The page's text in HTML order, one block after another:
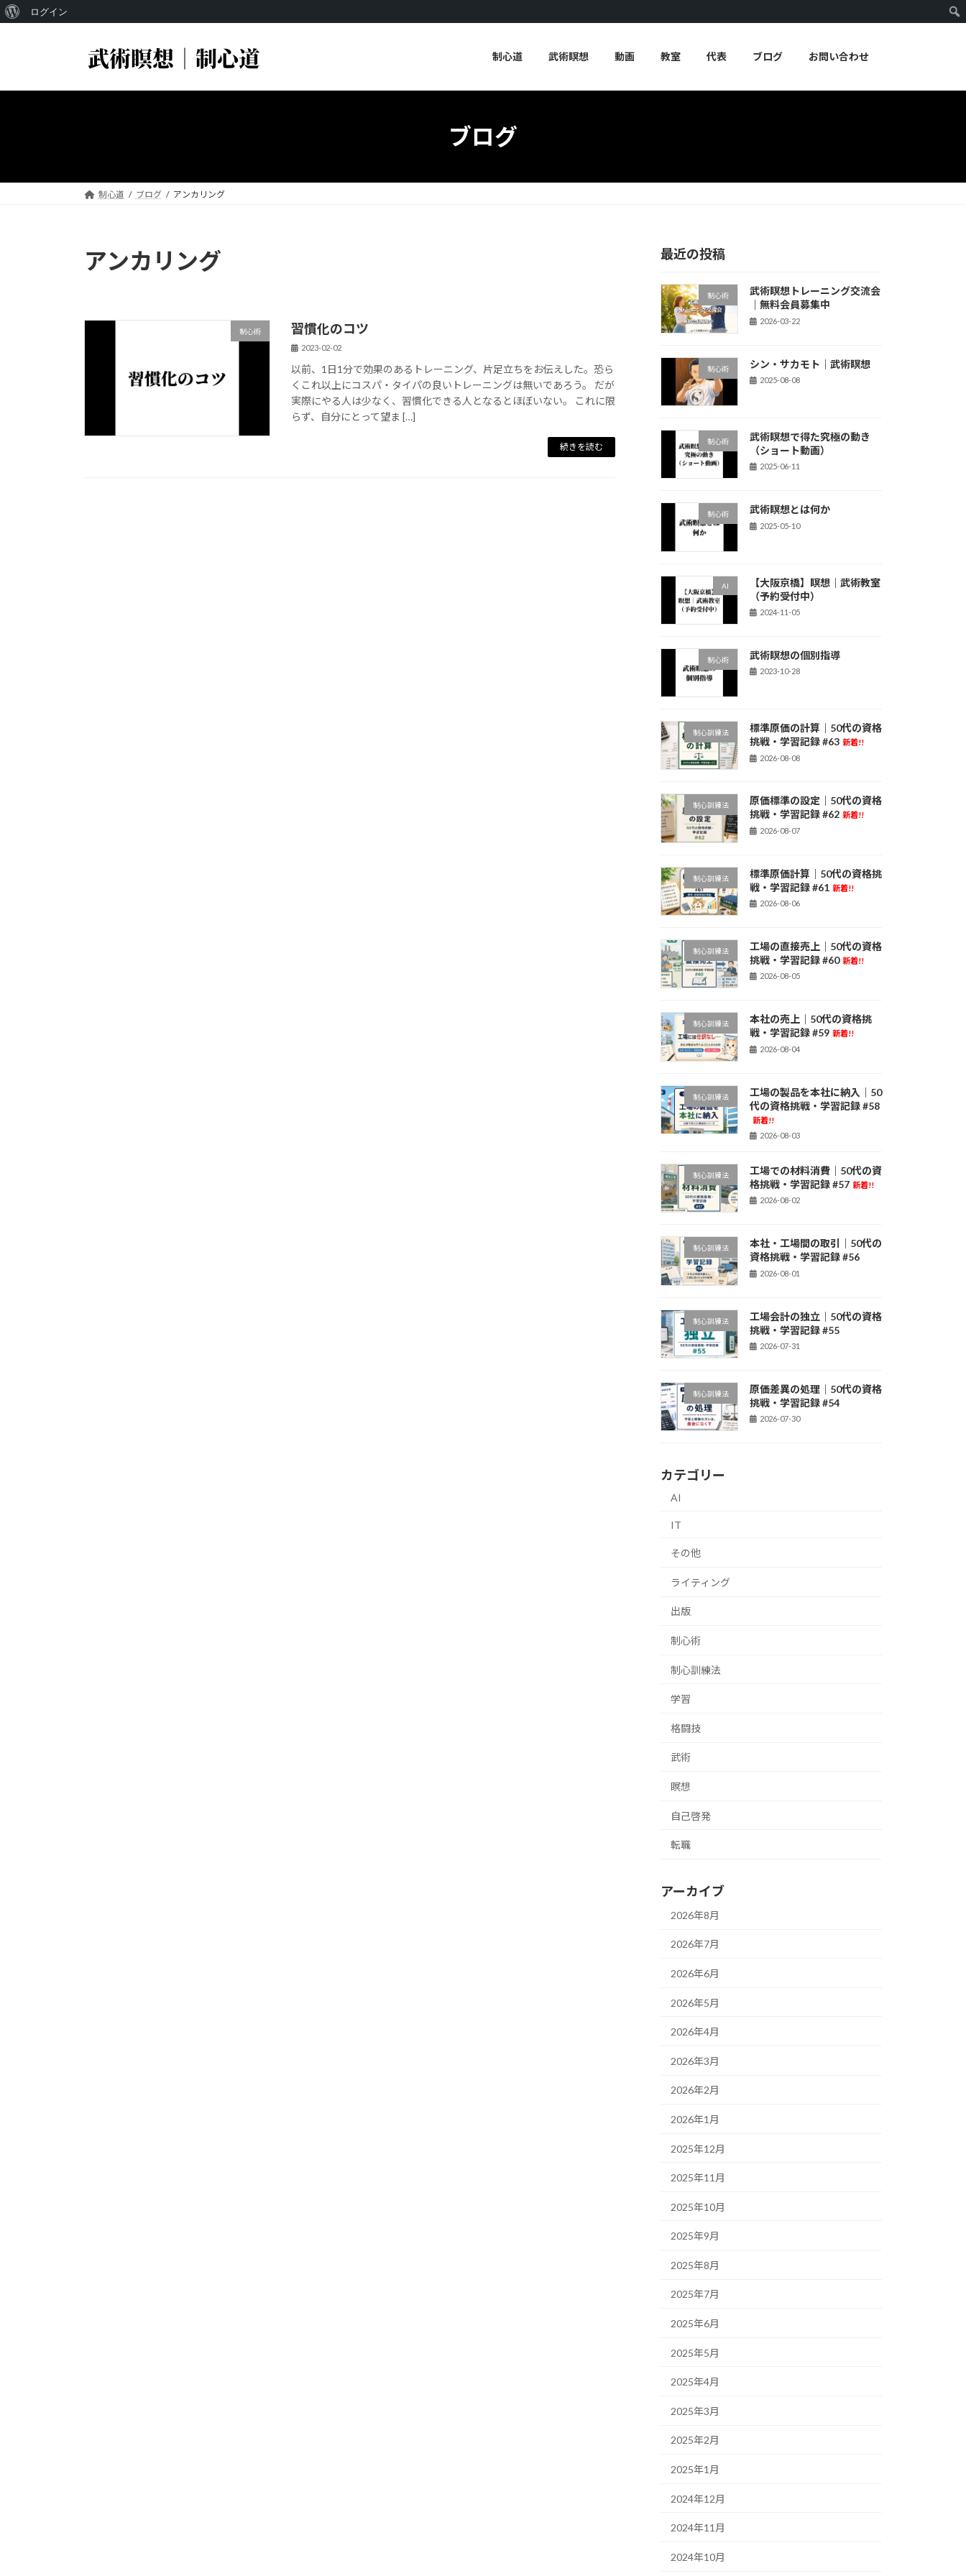
プ
動
WordPress
ログイン
制心道 武術瞑想 動画 教室 代表 ブログ お問い合わせ
ブログ
制心道 ブログ アンカリング
アンカリング
制心術 習慣化のコツ
2023-02-02
以前、1日1分で効果のあるトレーニング、片足立ちをお伝えした。恐ら
くこれ以上にコスパ・タイパの良いトレーニングは無いであろう。 だが
実際にやる人は少なく、習慣化できる人となるとほぼいない。 これに限
らず、自分にとって望ま […]
続きを読む
最近の投稿
制心術
武術瞑想トレーニング交流会
｜無料会員募集中
2026-03-22
制心術 シン・サカモト｜武術瞑想
2025-08-08
制心術
武術瞑想で得た究極の動き
（ショート動画）
2025-06-11
制心術 武術瞑想とは何か
2025-05-10
AI
【大阪京橋】瞑想｜武術教室
（予約受付中）
2024-11-05
制心術 武術瞑想の個別指導
2023-10-28
制心訓練法
標準原価の計算｜50代の資格
挑戦・学習記録 #63 新着!!
2026-08-08
制心訓練法
原価標準の設定｜50代の資格
挑戦・学習記録 #62 新着!!
2026-08-07
制心訓練法
標準原価計算｜50代の資格挑
戦・学習記録 #61 新着!!
2026-08-06
制心訓練法
工場の直接売上｜50代の資格
挑戦・学習記録 #60 新着!!
2026-08-05
制心訓練法
本社の売上｜50代の資格挑
戦・学習記録 #59 新着!!
2026-08-04
制心訓練法
工場の製品を本社に納入｜50
代の資格挑戦・学習記録 #58
新着!!
2026-08-03
制心訓練法
工場での材料消費｜50代の資
格挑戦・学習記録 #57 新着!!
2026-08-02
制心訓練法
本社・工場間の取引｜50代の
資格挑戦・学習記録 #56
2026-08-01
制心訓練法
工場会計の独立｜50代の資格
挑戦・学習記録 #55
2026-07-31
制心訓練法
原価差異の処理｜50代の資格
挑戦・学習記録 #54
2026-07-30
カテゴリー
AI
IT
その他
ライティング
出版
制心術
制心訓練法
学習
格闘技
武術
瞑想
自己啓発
転職
アーカイブ
2026年8月
2026年7月
2026年6月
2026年5月
2026年4月
2026年3月
2026年2月
2026年1月
2025年12月
2025年11月
2025年10月
2025年9月
2025年8月
2025年7月
2025年6月
2025年5月
2025年4月
2025年3月
2025年2月
2025年1月
2024年12月
2024年11月
2024年10月